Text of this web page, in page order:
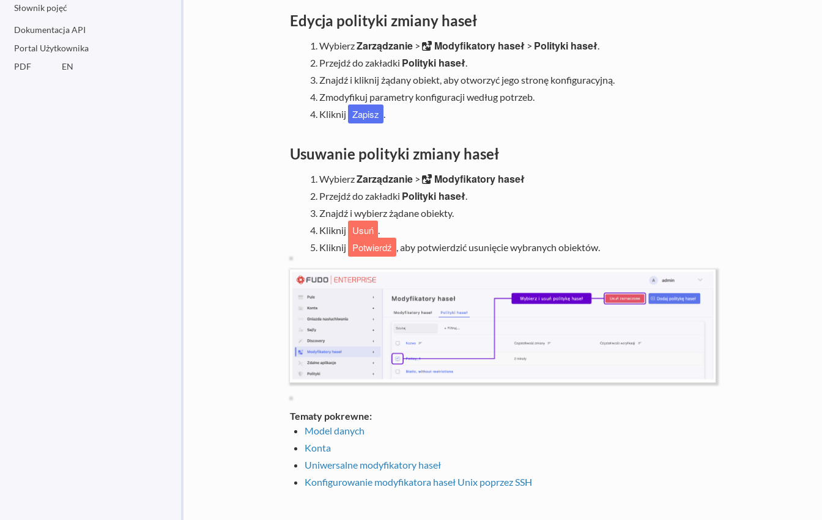
Słownik pojęć
Dokumentacja API
Portal Użytkownika
PDF
EN
Edycja polityki zmiany haseł
WybierzZarządzanie> Modyfikatory haseł> Polityki haseł.
Przejdź do zakładki Polityki haseł.
Znajdź i kliknij żądany obiekt, aby otworzyć jego stronę konfiguracyjną.
Zmodyfikuj parametry konfiguracji według potrzeb.
Kliknij Zapisz .
Usuwanie polityki zmiany haseł
WybierzZarządzanie> Modyfikatory haseł
Przejdź do zakładki Polityki haseł.
Znajdź i wybierz żądane obiekty.
Kliknij
Usuń .
Kliknij
Potwierdź , aby potwierdzić usunięcie wybranych obiektów.
Tematy pokrewne:
Model danych
Konta
Uniwersalne modyfikatory haseł
Konfigurowanie modyfikatora haseł Unix poprzez SSH